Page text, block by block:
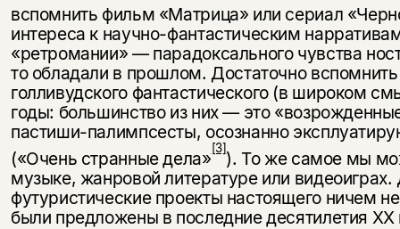
вспомнить фильм «Матрица» или сериал
интереса к научно-фантастическим
«ретромании» — парадоксального чувства
то обладали в прошлом. Достаточно
голливудского фантастического (в широком
годы: большинство из них — это
пастиши-палимпсесты, осознанно
(«Очень странные дела»[3]). То же самое мы
музыке, жанровой литературе или
футуристические проекты настоящего ничем
были предложены в последние десятилетия XX